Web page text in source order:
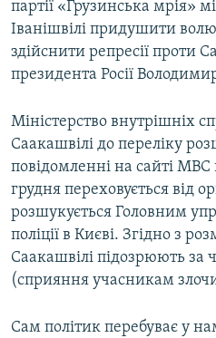
партії «Грузинська мрія»
Іванішвілі придушити
здійснити репресії проти
президента Росії
Мiнiстерство внутрiшнiх
Саакашвiлi до перелiку
повідомленні на сайті МВС
грудня переховується вiд
розшукується Головним
поліції в Києві. Згідно з
Саакашвілі підозрюють за
(сприяння учасникам
Сам політик перебуває у